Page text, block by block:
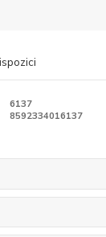
6137
8592334016137